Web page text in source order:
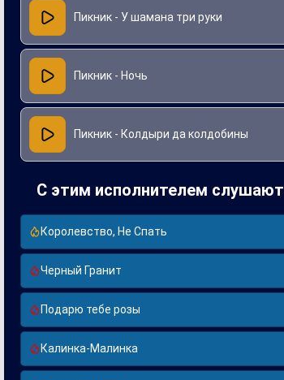
Пикник - У шамана три руки
Пикник - Ночь
Пикник - Колдыри да колдобины
С этим исполнителем слушают
Королевство, Не Спать
Черный Гранит
Подарю тебе розы
Калинка-Малинка